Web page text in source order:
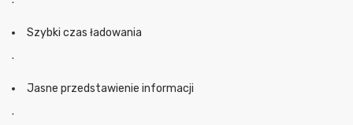
Szybki czas ładowania
.
Jasne przedstawienie informacji
.